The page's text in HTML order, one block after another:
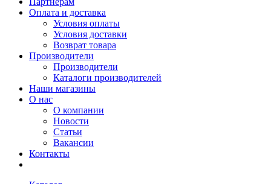
Оплата и доставка
Условия оплаты
Условия доставки
Возврат товара
Производители
Производители
Каталоги производителей
Наши магазины
О нас
О компании
Новости
Статьи
Вакансии
Контакты